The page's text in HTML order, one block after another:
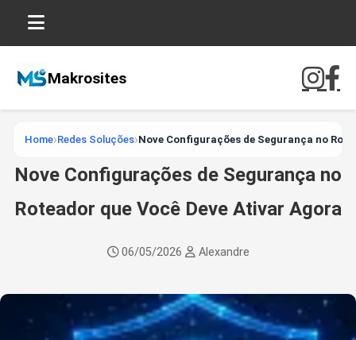
Makrosites
Home Redes Soluções Nove Configurações de Segurança no
Nove Configurações de Segurança no
Roteador que Você Deve Ativar Agora
06/05/2026 Alexandre